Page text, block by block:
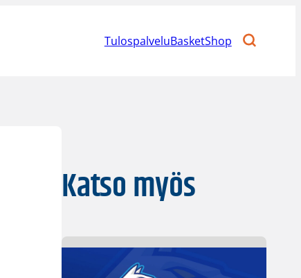
TulospalveluBasketShop
Katso myös